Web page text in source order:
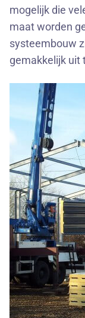
mogelijk die
maat worden
systeembouw
gemakkelijk uit